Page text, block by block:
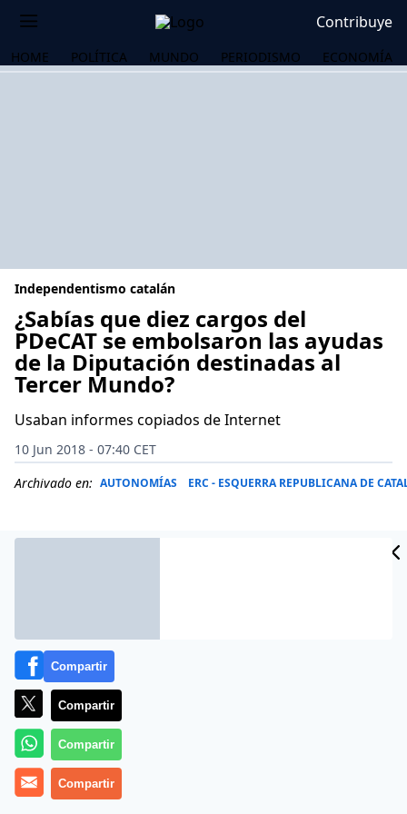
Contribuye
HOME POLÍTICA MUNDO PERIODISMO ECONOMÍA
Independentismo catalán
¿Sabías que diez cargos del
PDeCAT se embolsaron las ayudas
de la Diputación destinadas al
Tercer Mundo?
Usaban informes copiados de Internet
10 Jun 2018 - 07:40 CET
Archivado en: AUTONOMÍAS ERC - ESQUERRA REPUBLICANA DE
Una decena de cargos públicos del PDeCAT se
embolsaron ilegalmente una parte de los
Compartir
Compartir
Compartir
Compartir